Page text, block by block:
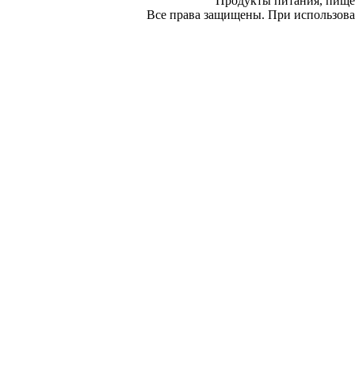
Все права защищены. При